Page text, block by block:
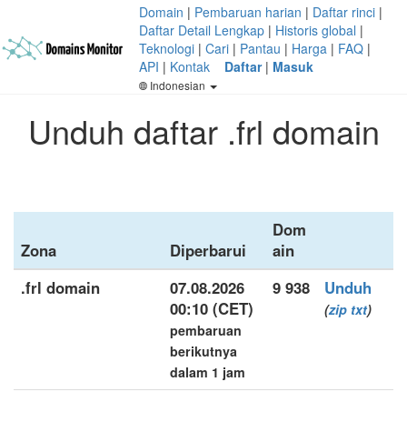
Domain | Pembaruan harian | Daftar rinci |
Daftar Detail Lengkap | Historis global |
Teknologi | Cari | Pantau | Harga | FAQ |
API | Kontak Daftar| Masuk
Indonesian
Unduh daftar .frl domain
Zona Diperbarui
Dom
ain
.frl domain
07.08.2026
00:10 (CET)
pembaruan
berikutnya
dalam 1 jam
9 938 Unduh
(zip txt)